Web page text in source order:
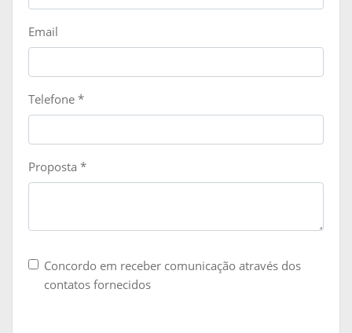
Email
Telefone *
Proposta *
Concordo em receber comunicação através dos
contatos fornecidos